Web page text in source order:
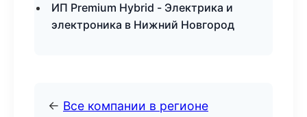
ИП Premium Hybrid - Электрика и
электроника в Нижний Новгород
← Все компании в регионе